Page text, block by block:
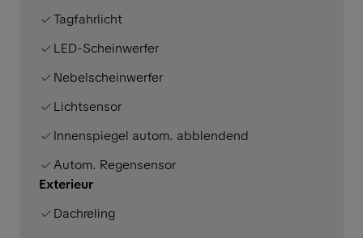
Tagfahrlicht
LED-Scheinwerfer
Nebelscheinwerfer
Lichtsensor
Innenspiegel autom. abblendend
Autom. Regensensor
Exterieur
Dachreling